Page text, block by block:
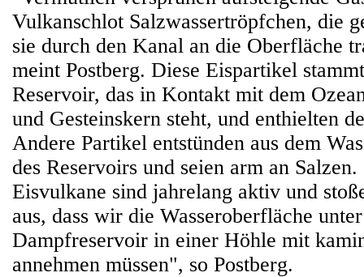
Vulkanschlot Salzwassertröpfchen, die
sie durch den Kanal an die Oberfläche
meint Postberg. Diese Eispartikel
Reservoir, das in Kontakt mit dem
und Gesteinskern steht, und enthielten
Andere Partikel entstünden aus dem
des Reservoirs und seien arm an
Eisvulkane sind jahrelang aktiv und
aus, dass wir die Wasseroberfläche
Dampfreservoir in einer Höhle mit
annehmen müssen", so Postberg.